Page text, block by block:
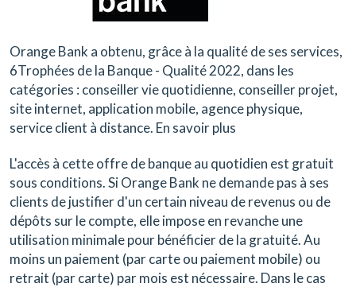
Orange Bank a obtenu, grâce à la qualité de ses services,
6Trophées de la Banque - Qualité 2022, dans les
catégories : conseiller vie quotidienne, conseiller projet,
site internet, application mobile, agence physique,
service client à distance. En savoir plus
L'accès à cette offre de banque au quotidien est gratuit
sous conditions. Si Orange Bank ne demande pas à ses
clients de justifier d'un certain niveau de revenus ou de
dépôts sur le compte, elle impose en revanche une
utilisation minimale pour bénéficier de la gratuité. Au
moins un paiement (par carte ou paiement mobile) ou
retrait (par carte) par mois est nécessaire. Dans le cas